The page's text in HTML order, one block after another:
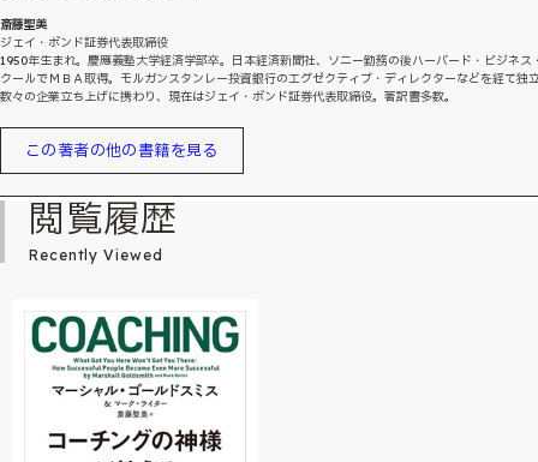
斎藤聖美
ジェイ・ボンド証券代表取締役
1950年生まれ。慶應義塾大学経済学部卒。日本経済新聞社、ソニー勤務の後ハーバード・ビジネス
クールでＭＢＡ取得。モルガンスタンレー投資銀行のエグゼクティブ・ディレクターなどを経て独
数々の企業立ち上げに携わり、現在はジェイ・ボンド証券代表取締役。著訳書多数。
この著者の他の書籍を見る
閲覧履歴
Recently Viewed